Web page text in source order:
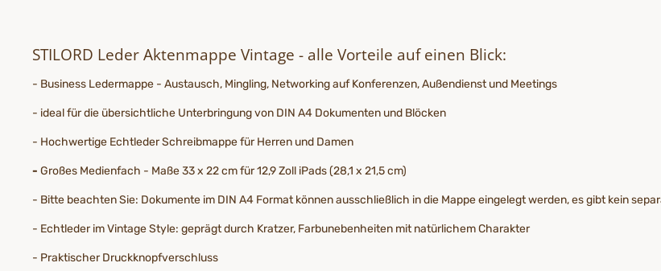
STILORD Leder Aktenmappe Vintage - alle Vorteile auf einen Blick:
- Business Ledermappe - Austausch, Mingling, Networking auf Konferenzen, Außendienst und Meetings
- ideal für die übersichtliche Unterbringung von DIN A4 Dokumenten und Blöcken
- Hochwertige Echtleder Schreibmappe für Herren und Damen
- Großes Medienfach - Maße 33 x 22 cm für 12,9 Zoll iPads (28,1 x 21,5 cm)
- Bitte beachten Sie: Dokumente im DIN A4 Format können ausschließlich in die Mappe eingelegt werden, es gibt kein
- Echtleder im Vintage Style: geprägt durch Kratzer, Farbunebenheiten mit natürlichem Charakter
- Praktischer Druckknopfverschluss